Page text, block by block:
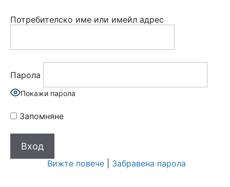
Потребителско име или имейл адрес
Парола
Покажи парола
Запомняне
Вижте повече| Забравена парола